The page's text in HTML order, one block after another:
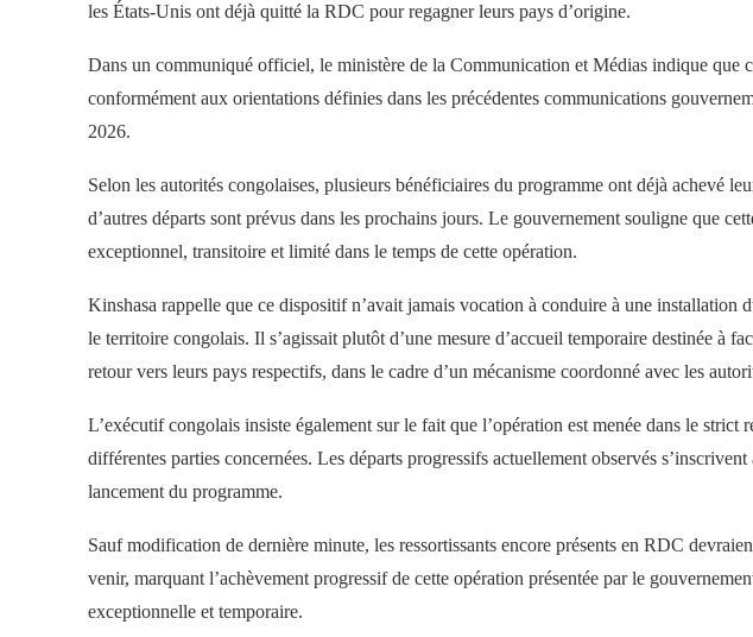
les États-Unis ont déjà quitté la RDC pour regagner leurs pays d’origine.
Dans un communiqué officiel, le ministère de la Communication et Médias indique que
conformément aux orientations définies dans les précédentes communications
2026.
Selon les autorités congolaises, plusieurs bénéficiaires du programme ont déjà achevé
d’autres départs sont prévus dans les prochains jours. Le gouvernement souligne que
exceptionnel, transitoire et limité dans le temps de cette opération.
Kinshasa rappelle que ce dispositif n’avait jamais vocation à conduire à une installation
le territoire congolais. Il s’agissait plutôt d’une mesure d’accueil temporaire destinée à
retour vers leurs pays respectifs, dans le cadre d’un mécanisme coordonné avec les
L’exécutif congolais insiste également sur le fait que l’opération est menée dans le strict
différentes parties concernées. Les départs progressifs actuellement observés
lancement du programme.
Sauf modification de dernière minute, les ressortissants encore présents en RDC
venir, marquant l’achèvement progressif de cette opération présentée par le
exceptionnelle et temporaire.